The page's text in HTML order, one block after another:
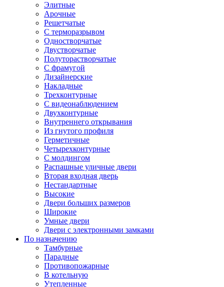
Элитные
Арочные
Решетчатые
С терморазрывом
Одностворчатые
Двустворчатые
Полуторастворчатые
С фрамугой
Дизайнерские
Накладные
Трехконтурные
С видеонаблюдением
Двухконтурные
Внутреннего открывания
Из гнутого профиля
Герметичные
Четырехконтурные
С молдингом
Распашные уличные двери
Вторая входная дверь
Нестандартные
Высокие
Двери больших размеров
Широкие
Умные двери
Двери с электронными замками
По назначению
Тамбурные
Парадные
Противопожарные
В котельную
Утепленные